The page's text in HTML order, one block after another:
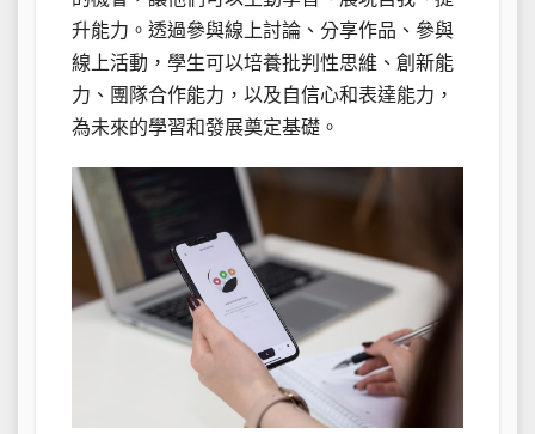
升能力。透過參與線上討論、分享作品、參與
線上活動，學生可以培養批判性思維、創新能
力、團隊合作能力，以及自信心和表達能力，
為未來的學習和發展奠定基礎。